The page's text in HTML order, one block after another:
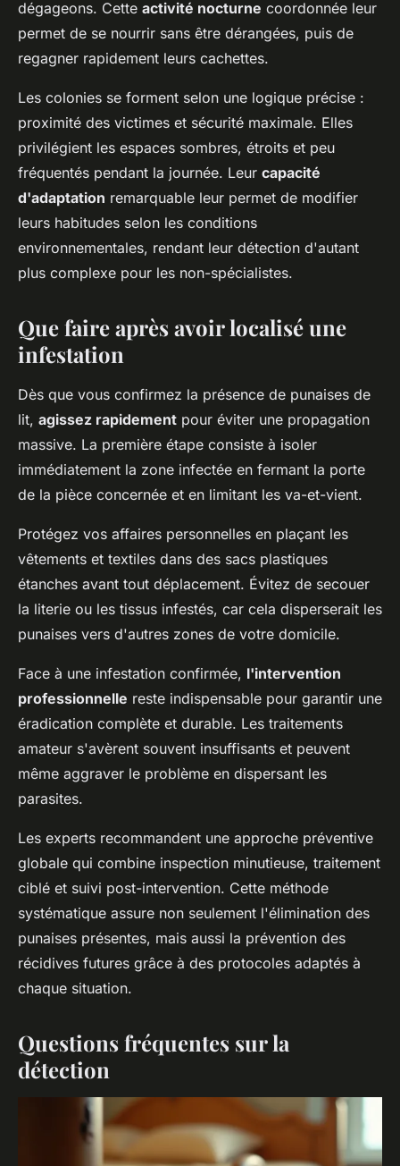
dégageons. Cette activité nocturne coordonnée leur
permet de se nourrir sans être dérangées, puis de
regagner rapidement leurs cachettes.
Les colonies se forment selon une logique précise :
proximité des victimes et sécurité maximale. Elles
privilégient les espaces sombres, étroits et peu
fréquentés pendant la journée. Leur capacité
d'adaptation remarquable leur permet de modifier
leurs habitudes selon les conditions
environnementales, rendant leur détection d'autant
plus complexe pour les non-spécialistes.
Que faire après avoir localisé une
infestation
Dès que vous confirmez la présence de punaises de
lit, agissez rapidement pour éviter une propagation
massive. La première étape consiste à isoler
immédiatement la zone infectée en fermant la porte
de la pièce concernée et en limitant les va-et-vient.
Protégez vos affaires personnelles en plaçant les
vêtements et textiles dans des sacs plastiques
étanches avant tout déplacement. Évitez de secouer
la literie ou les tissus infestés, car cela disperserait les
punaises vers d'autres zones de votre domicile.
Face à une infestation confirmée, l'intervention
professionnelle reste indispensable pour garantir une
éradication complète et durable. Les traitements
amateur s'avèrent souvent insuffisants et peuvent
même aggraver le problème en dispersant les
parasites.
Les experts recommandent une approche préventive
globale qui combine inspection minutieuse, traitement
ciblé et suivi post-intervention. Cette méthode
systématique assure non seulement l'élimination des
punaises présentes, mais aussi la prévention des
récidives futures grâce à des protocoles adaptés à
chaque situation.
Questions fréquentes sur la
détection